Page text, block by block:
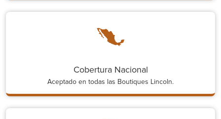
Cobertura Nacional
Aceptado en todas las Boutiques Lincoln.